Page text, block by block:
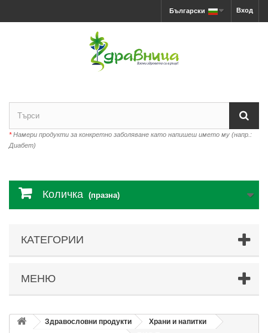
Вход
Български
*Намери продукти за конкретно заболяване като напишеш името му (напр.:
Диабет)
Количка (празна)
КАТЕГОРИИ
МЕНЮ
Здравословни продукти
Храни и напитки